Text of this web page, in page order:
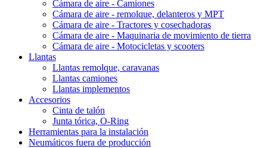
Cámara de aire - Camiones
Cámara de aire - remolque, delanteros y MPT
Cámara de aire - Tractores y cosechadoras
Cámara de aire - Maquinaria de movimiento de tierra
Cámara de aire - Motocicletas y scooters
Llantas
Llantas remolque, caravanas
Llantas camiones
Llantas implementos
Accesorios
Cinta de talón
Junta tórica, O-Ring
Herramientas para la instalación
Neumáticos fuera de producción